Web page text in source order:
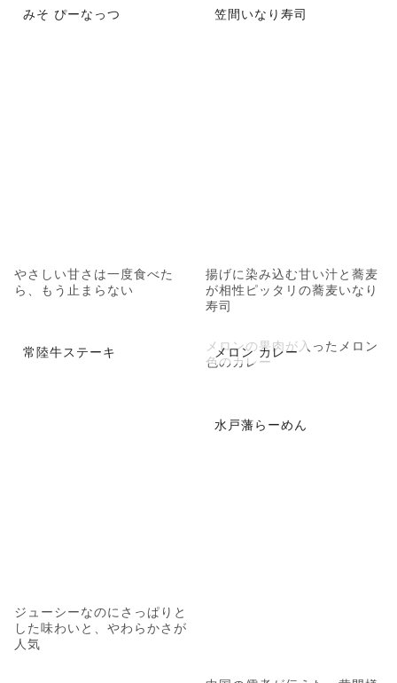
みそ ぴーなっつ
やさしい甘さは一度食べた
ら、もう止まらない
笠間いなり寿司
揚げに染み込む甘い汁と蕎麦
が相性ピッタリの蕎麦いなり
寿司
常陸牛ステーキ
ジューシーなのにさっぱりと
した味わいと、やわらかさが
人気
メロン カレー
メロンの果肉が入ったメロン
色のカレー
水戸藩らーめん